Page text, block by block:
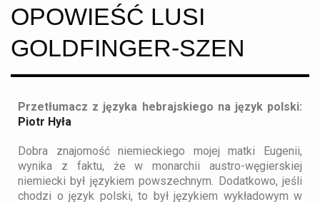
OPOWIEŚĆ LUSI
GOLDFINGER-SZEN
Przetłumacz z języka hebrajskiego na język polski:
Piotr Hyła
Dobra znajomość niemieckiego mojej matki Eugenii,
wynika z faktu, że w monarchii austro-węgierskiej
niemiecki był językiem powszechnym. Dodatkowo, jeśli
chodzi o język polski, to był językiem wykładowym w